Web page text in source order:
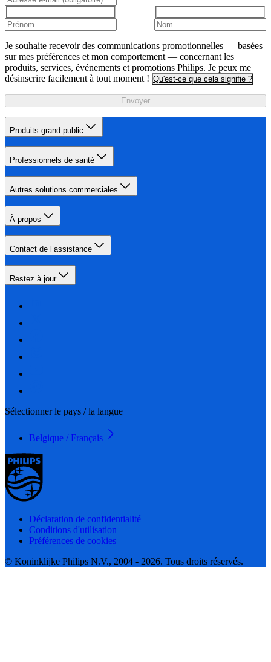
Je souhaite recevoir des communications promotionnelles — basées
sur mes préférences et mon comportement — concernant les
produits, services, événements et promotions Philips. Je peux me
désinscrire facilement à tout moment ! Qu'est-ce que cela signifie ?
Envoyer
Produits grand public
Professionnels de santé
Autres solutions commerciales
À propos
Contact de l’assistance
Restez à jour
Sélectionner le pays / la langue
Belgique / Français
Déclaration de confidentialité
Conditions d'utilisation
Préférences de cookies
© Koninklijke Philips N.V., 2004 - 2026. Tous droits réservés.